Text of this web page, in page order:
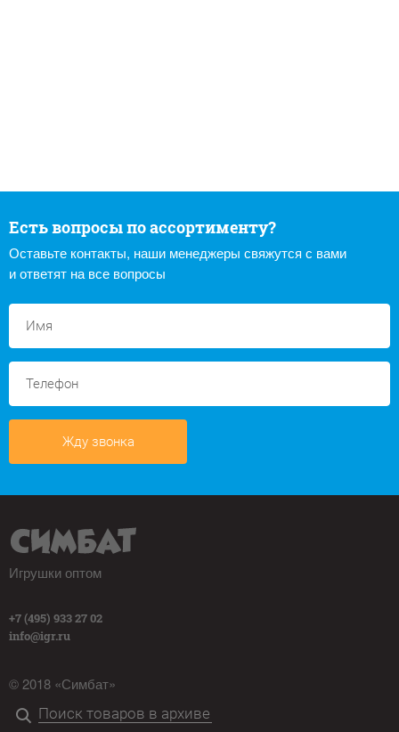
Есть вопросы по ассортименту?
Оставьте контакты, наши менеджеры свяжутся с вами
и ответят на все вопросы
Жду звонка
Игрушки оптом
+7 (495) 933 27 02
info@igr.ru
© 2018 «Симбат»